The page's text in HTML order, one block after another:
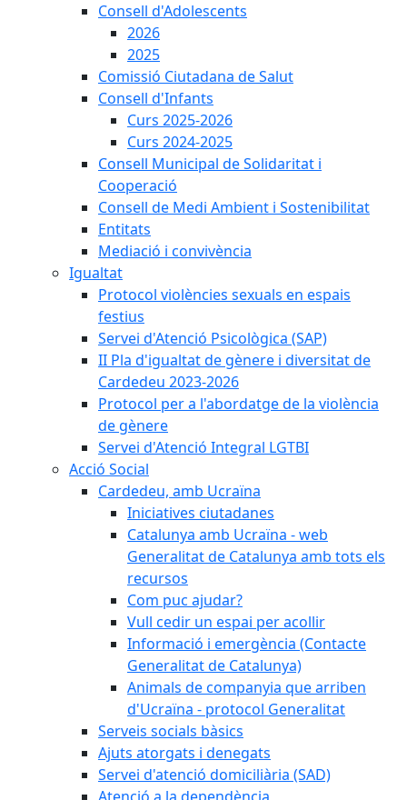
Consell d'Adolescents
2026
2025
Comissió Ciutadana de Salut
Consell d'Infants
Curs 2025-2026
Curs 2024-2025
Consell Municipal de Solidaritat i
Cooperació
Consell de Medi Ambient i Sostenibilitat
Entitats
Mediació i convivència
Igualtat
Protocol violències sexuals en espais
festius
Servei d'Atenció Psicològica (SAP)
II Pla d'igualtat de gènere i diversitat de
Cardedeu 2023-2026
Protocol per a l'abordatge de la violència
de gènere
Servei d'Atenció Integral LGTBI
Acció Social
Cardedeu, amb Ucraïna
Iniciatives ciutadanes
Catalunya amb Ucraïna - web
Generalitat de Catalunya amb tots els
recursos
Com puc ajudar?
Vull cedir un espai per acollir
Informació i emergència (Contacte
Generalitat de Catalunya)
Animals de companyia que arriben
d'Ucraïna - protocol Generalitat
Serveis socials bàsics
Ajuts atorgats i denegats
Servei d'atenció domiciliària (SAD)